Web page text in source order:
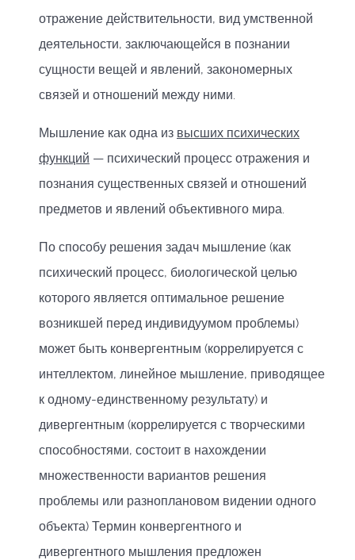
отражение действительности, вид умственной
деятельности, заключающейся в познании
сущности вещей и явлений, закономерных
связей и отношений между ними.
Мышление как одна из высших психических
функций — психический процесс отражения и
познания существенных связей и отношений
предметов и явлений объективного мира.
По способу решения задач мышление (как
психический процесс, биологической целью
которого является оптимальное решение
возникшей перед индивидуумом проблемы)
может быть конвергентным (коррелируется с
интеллектом, линейное мышление, приводящее
к одному-единственному результату) и
дивергентным (коррелируется с творческими
способностями, состоит в нахождении
множественности вариантов решения
проблемы или разноплановом видении одного
объекта) Термин конвергентного и
дивергентного мышления предложен